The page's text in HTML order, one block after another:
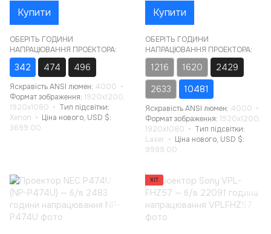
Купити
ОБЕРІТЬ ГОДИНИ
НАПРАЦЮВАННЯ ПРОЕКТОРА:
342 474 496
Яскравість ANSI люмен 4000
Формат зображення 1920x1200,
1920x1080
Тип підсвітки
Xenon
Ціна нового, USD $
3699.00
Купити
ОБЕРІТЬ ГОДИНИ
НАПРАЦЮВАННЯ ПРОЕКТОРА:
1216 1620
2429
2633
10481
Яскравість ANSI люмен 4000
Формат зображення 1920x1200,
1920x1080
Тип підсвітки
Laser
Ціна нового, USD $
9999.00
ХІТ